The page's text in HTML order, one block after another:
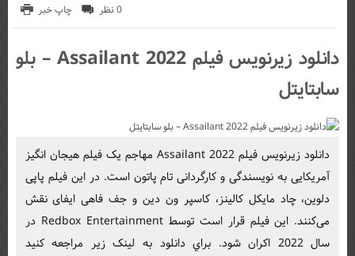
چاپ خبر 0 نظر
دانلود زیرنویس فیلم Assailant 2022 – بلو
سابتايتل
دانلود زیرنویس فیلم Assailant 2022 مهاجم یک فیلم هیجان انگیز
آمریکایی به نویسندگی و کارگردانی تام پاتون است. در این فیلم پاپی
دلوین، چاد مایکل کالینز، کاسپر ون دین و جف فاهی ایفای نقش
می‌کنند. این فیلم قرار است توسط Redbox Entertainment در
سال 2022 اکران شود. براي دانلود به لينک زير مراجعه کنيد